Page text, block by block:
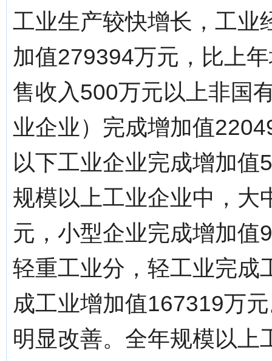
工业生产较快增长，工业
加值279394万元，比上
售收入500万元以上非国
业企业）完成增加值
以下工业企业完成增加
规模以上工业企业中，大
元，小型企业完成增加值
轻重工业分，轻工业完成
成工业增加值167319万
明显改善。全年规模以上